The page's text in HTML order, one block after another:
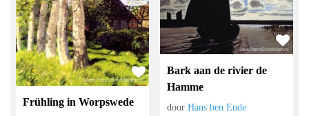
Frühling in Worpswede
Bark aan de rivier de
Hamme
doorHans ben Ende